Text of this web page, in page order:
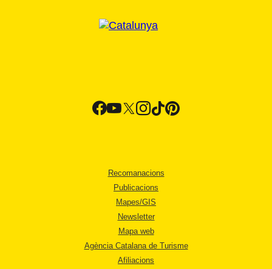
Recomanacions
Publicacions
Mapes/GIS
Newsletter
Mapa web
Agència Catalana de Turisme
Afiliacions